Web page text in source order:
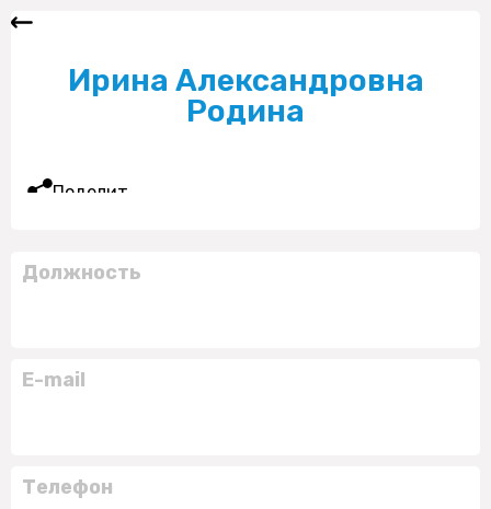
Ирина Александровна
Родина
Поделиться
Должность
E-mail
Телефон